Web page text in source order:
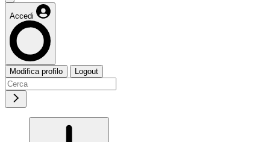
Accedi
Modifica profilo Logout